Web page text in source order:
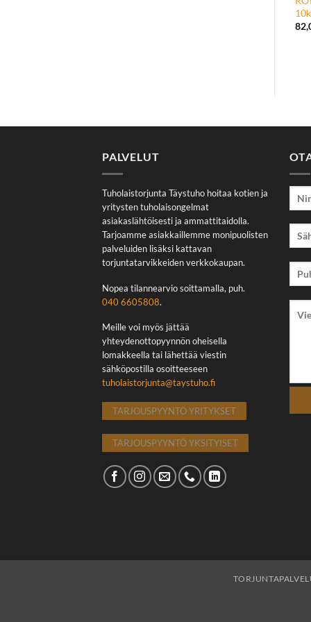
PALVELUT
Tuholaistorjunta Täystuho hoitaa kotien ja
yritysten tuholaisongelmat
asiakaslähtöisesti ja ammattitaidolla.
Tarjoamme asiakkaillemme monipuolisten
palveluiden lisäksi kattavan
torjuntatarvikkeiden verkkokaupan.
Nopea tilannearvio soittamalla, puh.
040 6605808.
Meille voi myös jättää
yhteydenottopyynnön oheisella
lomakkeella tai lähettää viestin
sähköpostilla osoitteeseen
tuholaistorjunta@taystuho.fi
TARJOUSPYYNTÖ YRITYKSET
TARJOUSPYYNTÖ YKSITYISET